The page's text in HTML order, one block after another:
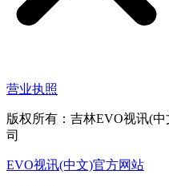
营业执照
版权所有：吉林EVO视讯(
司
EVO视讯(中文)官方网站